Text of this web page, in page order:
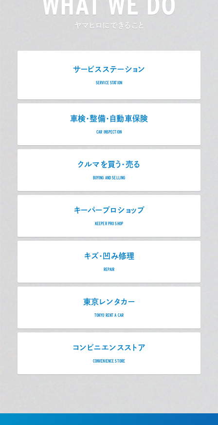
ヤマヒロにできること
サービスステーション
SERVICE STATION
車検・整備・自動車保険
CAR INSPECTION
クルマを買う・売る
BUYING AND SELLING
キーパープロショップ
KEEPER PRO SHOP
キズ・凹み修理
REPAIR
東京レンタカー
TOKYO RENT A CAR
コンビニエンスストア
CONVENIENCE STORE